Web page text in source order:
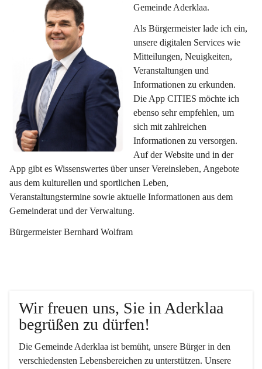
Gemeinde Aderklaa.
Als Bürgermeister lade ich ein,
unsere digitalen Services wie
Mitteilungen, Neuigkeiten,
Veranstaltungen und
Informationen zu erkunden.
Die App CITIES möchte ich
ebenso sehr empfehlen, um
sich mit zahlreichen
Informationen zu versorgen.
Auf der Website und in der
App gibt es Wissenswertes über unser Vereinsleben, Angebote
aus dem kulturellen und sportlichen Leben,
Veranstaltungstermine sowie aktuelle Informationen aus dem
Gemeinderat und der Verwaltung.
Bürgermeister Bernhard Wolfram
Wir freuen uns, Sie in Aderklaa
begrüßen zu dürfen!
Die Gemeinde Aderklaa ist bemüht, unsere Bürger in den
verschiedensten Lebensbereichen zu unterstützen. Unsere